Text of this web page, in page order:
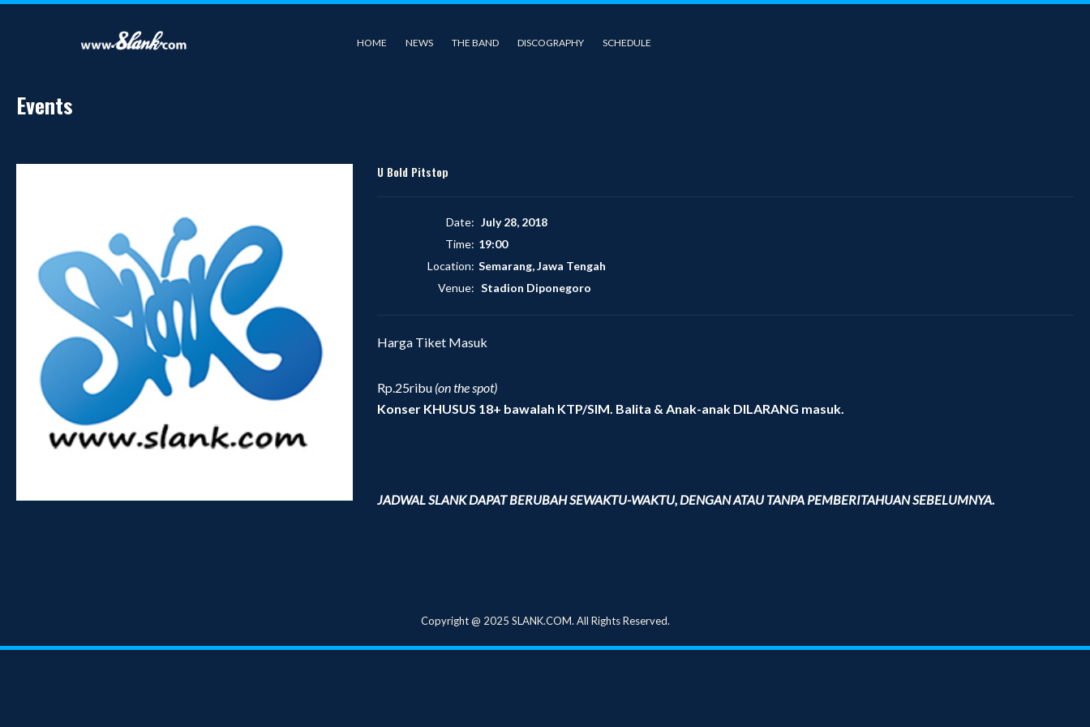
HOME NEWS THE BAND DISCOGRAPHY SCHEDULE
Events
U Bold Pitstop
Date: July 28, 2018
Time: 19:00
Location: Semarang, Jawa Tengah
Venue: Stadion Diponegoro
Harga Tiket Masuk
Rp.25ribu (on the spot)
Konser KHUSUS 18+ bawalah KTP/SIM. Balita & Anak-anak DILARANG masuk.
JADWAL SLANK DAPAT BERUBAH SEWAKTU-WAKTU, DENGAN ATAU TANPA PEMBERITAHUAN SEBELUMNYA.
Copyright @ 2025 SLANK.COM. All Rights Reserved.